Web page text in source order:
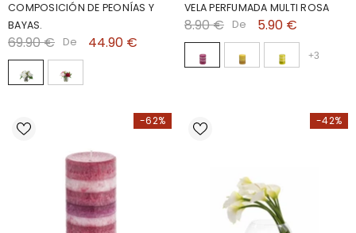
COMPOSICIÓN DE PEONÍAS Y
BAYAS.
69.90 € De 44.90 €
VELA PERFUMADA MULTI ROSA
8.90 € De 5.90 €
+3
-62% -42%